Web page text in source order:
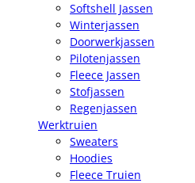
Softshell Jassen
Winterjassen
Doorwerkjassen
Pilotenjassen
Fleece Jassen
Stofjassen
Regenjassen
Werktruien
Sweaters
Hoodies
Fleece Truien